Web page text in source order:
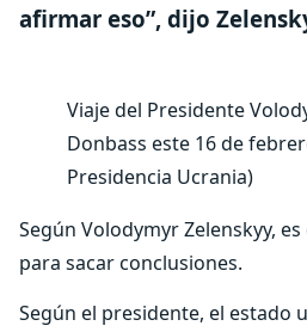
afirmar eso”, dijo
Viaje del Presidente
Donbass este 16 de
Presidencia Ucrania)
Según Volodymyr Zelenskyy,
para sacar conclusiones.
Según el presidente, el estado